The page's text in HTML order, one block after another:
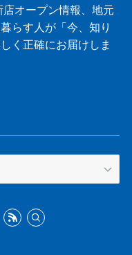
オープン情報、地元
らす人が「今、知り
く正確にお届けしま